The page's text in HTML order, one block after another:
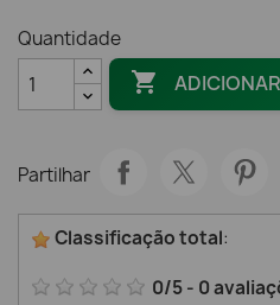
Quantidade

Partilhar
Classificação total:
0/5- 0